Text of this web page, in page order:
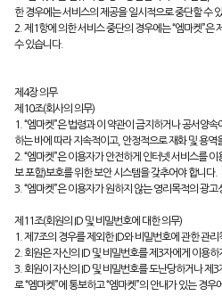
한 경우에는 서비스의 제공을 일시적으로 중단할 수
2. 제1항에 의한 서비스 중단의 경우에는 “엠마켓”은
수 있습니다.
제4장 의무
제10조(회사의 의무)
1. “엠마켓”은 법령과 이 약관이 금지하거나 공서양
하는 바에 따라 지속적이고, 안정적으로 재화 및 용역
2. “엠마켓”은 이용자가 안전하게 인터넷 서비스를
보 포함)보호를 위한 보안 시스템을 갖추어야 합니다.
3. “엠마켓”은 이용자가 원하지 않는 영리목적의 광
제11조(회원의 ID 및 비밀번호에 대한 의무)
1. 제7조의 경우를 제외한 ID와 비밀번호에 관한 관
2. 회원은 자신의 ID 및 비밀번호를 제3자에게 이용하
3. 회원이 자신의 ID 및 비밀번호를 도난당하거나 제
로 “엠마켓”에 통보하고 “엠마켓”의 안내가 있는 경우